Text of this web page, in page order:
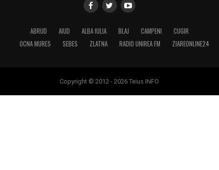
ABRUD AIUD ALBA IULIA BLAJ CAMPENI
CUGIR
OCNA MURES
SEBES ZLATNA RADIO UNIREA FM ZIAREONLINE24
Copyright © 2012 - 2026 Teius INFO